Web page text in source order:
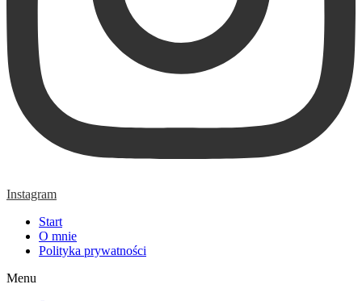
Instagram
Start
O mnie
Polityka prywatności
Menu